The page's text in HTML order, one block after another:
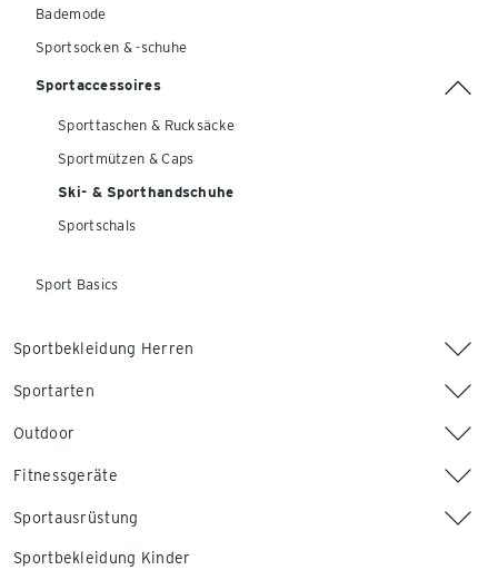
Bademode
Sportsocken & -schuhe
Sportaccessoires
Sporttaschen & Rucksäcke
Sportmützen & Caps
Ski- & Sporthandschuhe
Sportschals
Sport Basics
Sportbekleidung Herren
Sportarten
Outdoor
Fitnessgeräte
Sportausrüstung
Sportbekleidung Kinder